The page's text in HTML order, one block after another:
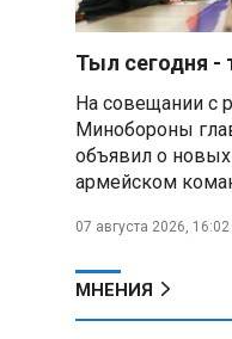
меры по
от
ВСУ в
Тыл сегодня -
На совещании с
Минобороны
объявил о новых
армейском
07 августа 2026, 16:02
МНЕНИЯ